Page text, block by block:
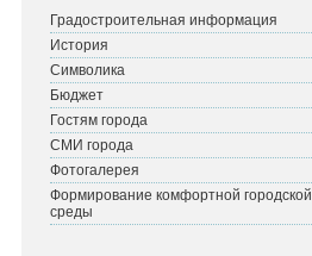
Градостроительная информация
История
Символика
Бюджет
Гостям города
СМИ города
Фотогалерея
Формирование комфортной городской
среды